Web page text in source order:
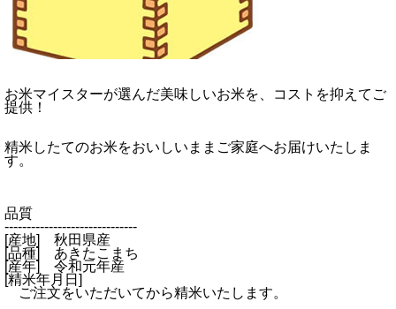
お米マイスターが選んだ美味しいお米を、コストを抑えてご
提供！
精米したてのお米をおいしいままご家庭へお届けいたしま
す。
品質
------------------------------
[産地] 秋田県産
[品種] あきたこまち
[産年] 令和元年産
[精米年月日]
ご注文をいただいてから精米いたします。